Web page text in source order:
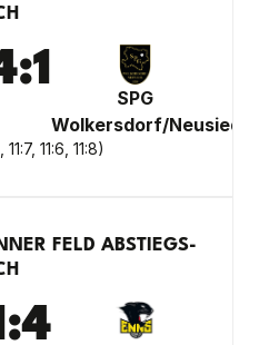
:1
SPG
Wolkersdorf/Neusiedl
11:7, 11:6, 11:8)
FELD ABSTIEGS-
:4